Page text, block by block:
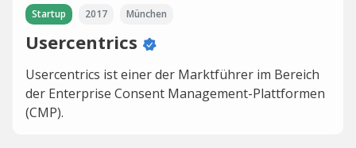
Startup 2017 München
Usercentrics
Usercentrics ist einer der Marktführer im Bereich
der Enterprise Consent Management-Plattformen
(CMP).